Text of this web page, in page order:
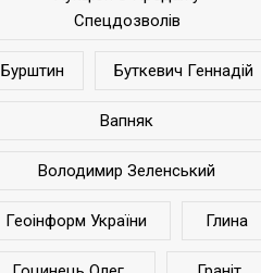
Спецдозволів
Бурштин Буткевич Геннадій
Вапняк
Володимир Зеленський
Геоінформ України Глина